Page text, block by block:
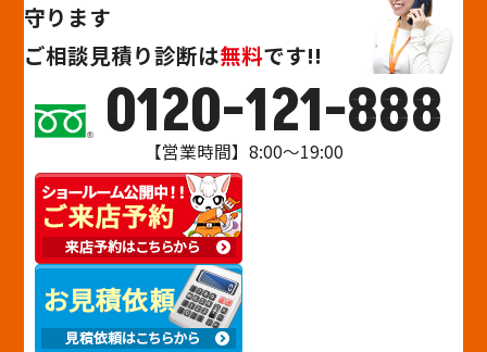
守ります
ご相談見積り診断は無料です!!
0120-121-888
【営業時間】8:00～19:00